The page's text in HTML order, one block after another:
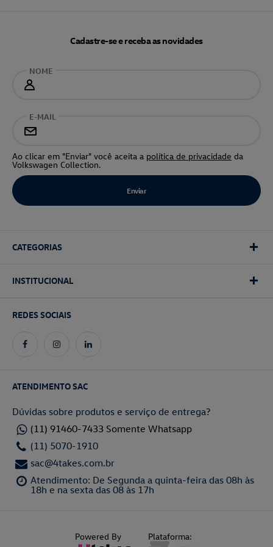
Cadastre-se e receba as novidades
NOME
E-MAIL
Ao clicar em "Enviar" você aceita a política de privacidade da
Volkswagen Collection.
CATEGORIAS
INSTITUCIONAL
REDES SOCIAIS
ATENDIMENTO SAC
Dúvidas sobre produtos e serviço de entrega?
(11) 91460-7433 Somente Whatsapp
(11) 5070-1910
sac@4takes.com.br
Atendimento: De Segunda a quinta-feira das 08h às
18h e na sexta das 08 às 17h
Powered By Plataforma: